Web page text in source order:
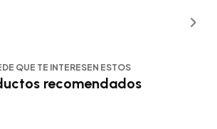
QUE TE INTERESEN ESTOS
recomendados